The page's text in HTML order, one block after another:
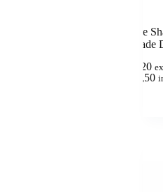
The
Blade
6,20
7,50